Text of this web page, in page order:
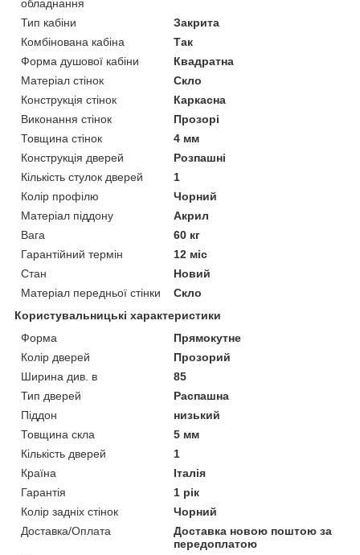
обладнання
Тип кабіни
Закрита
Комбінована кабіна
Так
Форма душової кабіни
Квадратна
Матеріал стінок
Скло
Конструкція стінок
Каркасна
Виконання стінок
Прозорі
Товщина стінок
4 мм
Конструкція дверей
Розпашні
Кількість стулок дверей
1
Колір профілю
Чорний
Матеріал піддону
Акрил
Вага
60 кг
Гарантійний термін
12 міс
Стан
Новий
Матеріал передньої стінки
Скло
Користувальницькі характеристики
Форма
Прямокутне
Колір дверей
Прозорий
Ширина див. в
85
Тип дверей
Распашна
Піддон
низький
Товщина скла
5 мм
Кількість дверей
1
Країна
Італія
Гарантія
1 рік
Колір задніх стінок
Чорний
Доставка/Оплата
Доставка новою поштою за
передоплатою